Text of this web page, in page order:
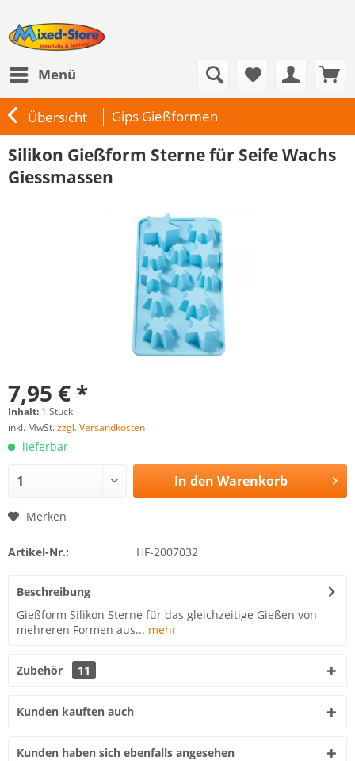
Menü
Übersicht Gips Gießformen
Silikon Gießform Sterne für Seife Wachs
Giessmassen
7,95 € *
Inhalt: 1 Stück
inkl. MwSt.zzgl. Versandkosten
lieferbar
In den Warenkorb
Merken
Artikel-Nr.: HF-2007032
Beschreibung
Gießform Silikon Sterne für das gleichzeitige Gießen von
mehreren Formen aus... mehr
Zubehör 11
Kunden kauften auch
Kunden haben sich ebenfalls angesehen